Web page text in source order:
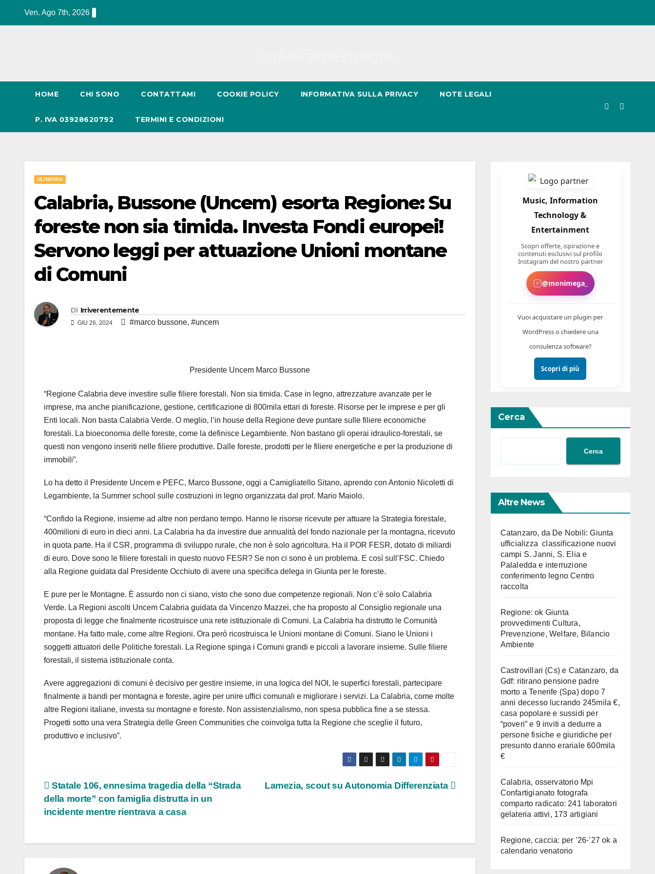
Ven. Ago 7th, 2026
HOME CHI SONO CONTATTAMI COOKIE POLICY INFORMATIVA SULLA PRIVACY NOTE LEGALI
P. IVA 03928620792 TERMINI E CONDIZIONI
ULTIM'ORA
Calabria, Bussone (Uncem) esorta Regione: Su
foreste non sia timida. Investa Fondi europei!
Servono leggi per attuazione Unioni montane
di Comuni
Di Irriverentemente
GIU 26, 2024 #marco bussone, #uncem
Presidente Uncem Marco Bussone
“Regione Calabria deve investire sulle filiere forestali. Non sia timida. Case in legno, attrezzature avanzate per le
imprese, ma anche pianificazione, gestione, certificazione di 800mila ettari di foreste. Risorse per le imprese e per gli
Enti locali. Non basta Calabria Verde. O meglio, l’in house della Regione deve puntare sulle filiere economiche
forestali. La bioeconomia delle foreste, come la definisce Legambiente. Non bastano gli operai idraulico-forestali, se
questi non vengono inseriti nelle filiere produttive. Dalle foreste, prodotti per le filiere energetiche e per la produzione di
immobili”.
Lo ha detto il Presidente Uncem e PEFC, Marco Bussone, oggi a Camigliatello Sitano, aprendo con Antonio Nicoletti di
Legambiente, la Summer school sulle costruzioni in legno organizzata dal prof. Mario Maiolo.
“Confido la Regione, insieme ad altre non perdano tempo. Hanno le risorse ricevute per attuare la Strategia forestale,
400milioni di euro in dieci anni. La Calabria ha da investire due annualità del fondo nazionale per la montagna, ricevuto
in quota parte. Ha il CSR, programma di sviluppo rurale, che non è solo agricoltura. Ha il POR FESR, dotato di miliardi
di euro. Dove sono le filiere forestali in questo nuovo FESR? Se non ci sono è un problema. E così sull’FSC. Chiedo
alla Regione guidata dal Presidente Occhiuto di avere una specifica delega in Giunta per le foreste.
E pure per le Montagne. È assurdo non ci siano, visto che sono due competenze regionali. Non c’è solo Calabria
Verde. La Regioni ascolti Uncem Calabria guidata da Vincenzo Mazzei, che ha proposto al Consiglio regionale una
proposta di legge che finalmente ricostruisce una rete istituzionale di Comuni. La Calabria ha distrutto le Comunità
montane. Ha fatto male, come altre Regioni. Ora però ricostruisca le Unioni montane di Comuni. Siano le Unioni i
soggetti attuatori delle Politiche forestali. La Regione spinga i Comuni grandi e piccoli a lavorare insieme. Sulle filiere
forestali, il sistema istituzionale conta.
Avere aggregazioni di comuni è decisivo per gestire insieme, in una logica del NOI, le superfici forestali, partecipare
finalmente a bandi per montagna e foreste, agire per unire uffici comunali e migliorare i servizi. La Calabria, come molte
altre Regioni italiane, investa su montagne e foreste. Non assistenzialismo, non spesa pubblica fine a se stessa.
Progetti sotto una vera Strategia delle Green Communities che coinvolga tutta la Regione che sceglie il futuro,
produttivo e inclusivo”.
Navigazione
articoli
Lamezia, scout su Autonomia Differenziata
Statale 106, ennesima tragedia della “Strada
della morte” con famiglia distrutta in un
incidente mentre rientrava a casa
Cerca
Cerca
Altre News
Catanzaro, da De Nobili: Giunta
ufficializza classificazione nuovi
campi S. Janni, S. Elia e
Palaledda e interruzione
conferimento legno Centro
raccolta
Regione: ok Giunta
provvedimenti Cultura,
Prevenzione, Welfare, Bilancio
Ambiente
Castrovillari (Cs) e Catanzaro, da
Gdf: ritirano pensione padre
morto a Tenerife (Spa) dopo 7
anni decesso lucrando 245mila €,
casa popolare e sussidi per
“poveri” e 9 inviti a dedurre a
persone fisiche e giuridiche per
presunto danno erariale 600mila
€
Calabria, osservatorio Mpi
Confartigianato fotografa
comparto radicato: 241 laboratori
gelateria attivi, 173 artigiani
Regione, caccia: per ’26-’27 ok a
calendario venatorio
Music, Information
Technology &
Entertainment
Scopri offerte, ispirazione e
contenuti esclusivi sul profilo
Instagram del nostro partner
@monimega_
Vuoi acquistare un plugin per
WordPress o chiedere una
consulenza software?
Scopri di più